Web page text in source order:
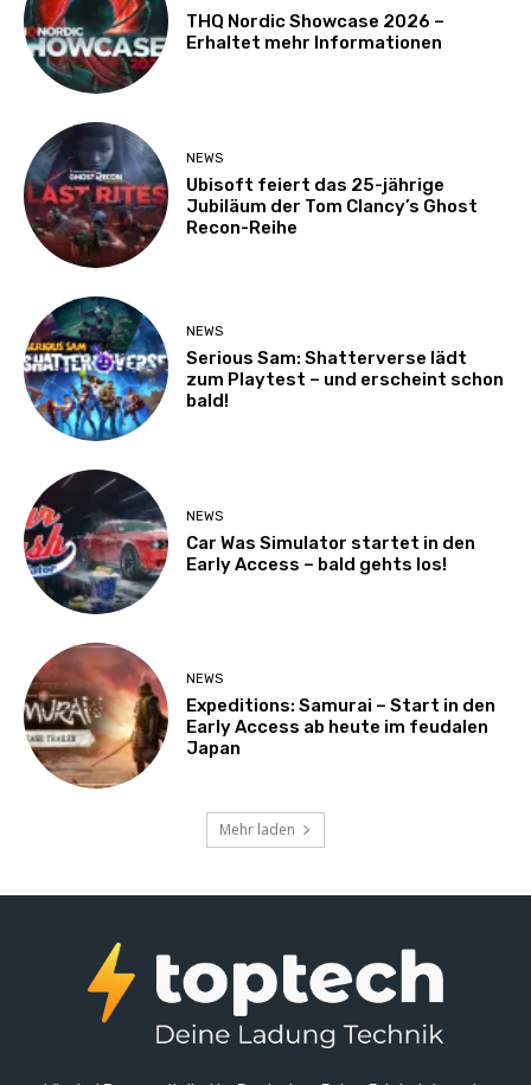
THQ Nordic Showcase 2026 –
Erhaltet mehr Informationen
NEWS
Ubisoft feiert das 25-jährige
Jubiläum der Tom Clancy’s Ghost
Recon-Reihe
NEWS
Serious Sam: Shatterverse lädt
zum Playtest – und erscheint schon
bald!
NEWS
Car Was Simulator startet in den
Early Access – bald gehts los!
NEWS
Expeditions: Samurai – Start in den
Early Access ab heute im feudalen
Japan
Mehr laden